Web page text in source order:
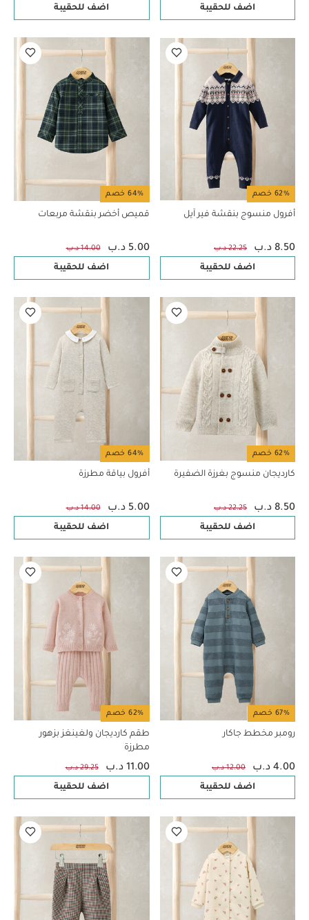
اضف للحقيبة اضف للحقيبة
62% خصم
أفرول منسوج بنقشة فير آيل
8.50 د.ب 22.25 د.ب
اضف للحقيبة
64% خصم
قميص أخضر بنقشة مربعات
5.00 د.ب 14.00 د.ب
اضف للحقيبة
62% خصم
كارديجان منسوج بغرزة الضفيرة
8.50 د.ب 22.25 د.ب
اضف للحقيبة
64% خصم
أفرول بياقة مطرزة
5.00 د.ب 14.00 د.ب
اضف للحقيبة
67% خصم
رومبر مخطط جاكار
4.00 د.ب 12.00 د.ب
اضف للحقيبة
62% خصم
طقم كارديجان ولغينغز بزهور
مطرزة
11.00 د.ب 29.25 د.ب
اضف للحقيبة